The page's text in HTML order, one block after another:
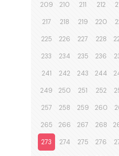
209 210 211 212
217 218 219 220
225 226 227 228
233 234 235 236
241 242 243 244
249 250 251 252
257 258 259 260
265 266 267 268
273 274 275 276